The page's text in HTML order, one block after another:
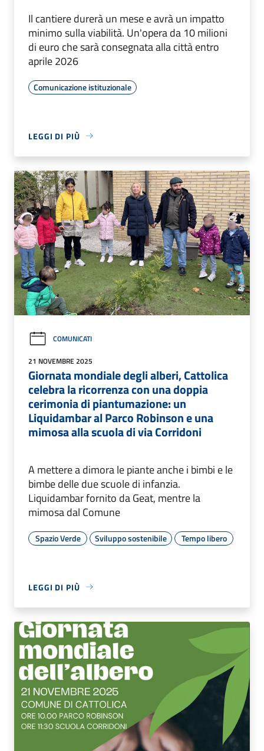
Il cantiere durerà un mese e avrà un impatto
minimo sulla viabilità. Un'opera da 10 milioni
di euro che sarà consegnata alla città entro
aprile 2026
Comunicazione istituzionale
LEGGI DI PIÙ
COMUNICATI
21 NOVEMBRE 2025
Giornata mondiale degli alberi, Cattolica
celebra la ricorrenza con una doppia
cerimonia di piantumazione: un
Liquidambar al Parco Robinson e una
mimosa alla scuola di via Corridoni
A mettere a dimora le piante anche i bimbi e le
bimbe delle due scuole di infanzia.
Liquidambar fornito da Geat, mentre la
mimosa dal Comune
Spazio Verde Sviluppo sostenibile Tempo libero
LEGGI DI PIÙ